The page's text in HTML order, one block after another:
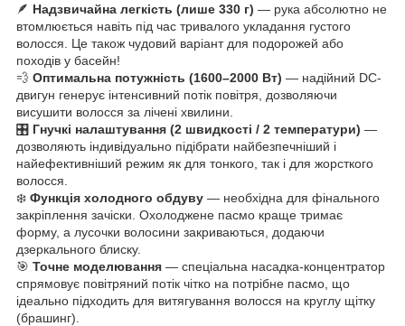
🪶 Надзвичайна легкість (лише 330 г) — рука абсолютно не
втомлюється навіть під час тривалого укладання густого
волосся. Це також чудовий варіант для подорожей або
походів у басейн!
💨 Оптимальна потужність (1600–2000 Вт) — надійний DC-
двигун генерує інтенсивний потік повітря, дозволяючи
висушити волосся за лічені хвилини.
🎛️ Гнучкі налаштування (2 швидкості / 2 температури) —
дозволяють індивідуально підібрати найбезпечніший і
найефективніший режим як для тонкого, так і для жорсткого
волосся.
❄️ Функція холодного обдуву — необхідна для фінального
закріплення зачіски. Охолоджене пасмо краще тримає
форму, а лусочки волосини закриваються, додаючи
дзеркального блиску.
🎯 Точне моделювання — спеціальна насадка-концентратор
спрямовує повітряний потік чітко на потрібне пасмо, що
ідеально підходить для витягування волосся на круглу щітку
(брашинг).